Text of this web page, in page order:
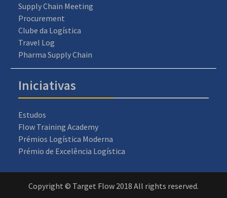
Supply Chain Meeting
Procurement
Clube da Logística
Travel Log
Pharma Supply Chain
Iniciativas
Estudos
Flow Training Academy
Prémios Logística Moderna
Prémio de Excelência Logística
Copyright © Target Flow 2018 All rights reserved.